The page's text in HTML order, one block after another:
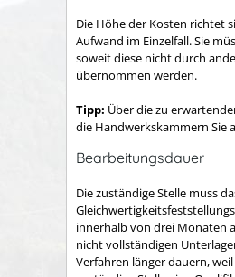
Die Höhe der Kosten richtet
Aufwand im Einzelfall. Sie
soweit diese nicht durch
übernommen werden.
Tipp: Über die zu
die Handwerkskammern Sie
Bearbeitungsdauer
Die zuständige Stelle muss
innerhalb von drei Monaten
nicht vollständigen
Verfahren länger dauern, weil